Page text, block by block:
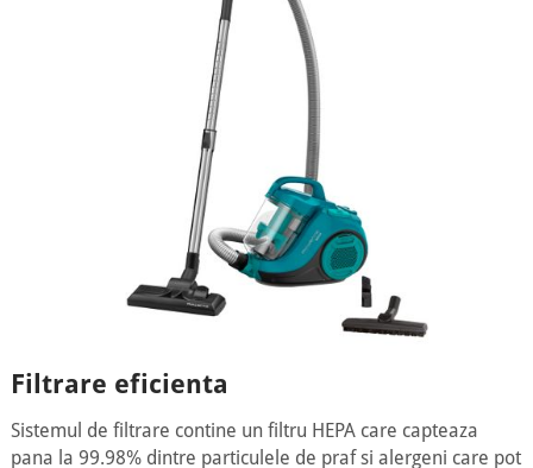
Filtrare eficienta
Sistemul de filtrare contine un filtru HEPA care capteaza
pana la 99.98% dintre particulele de praf si alergeni care pot